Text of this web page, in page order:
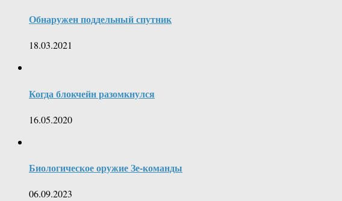
Обнаружен поддельный спутник
18.03.2021
Когда блокчейн разомкнулся
16.05.2020
Биологическое оружие Зе-команды
06.09.2023